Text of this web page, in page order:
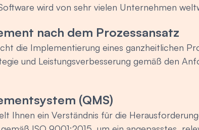
um Verschwendung zu vermeiden,
wird von sehr vielen Unternehmen
Ihrer aktuellen oder zukünftigen beruflichen
nach dem Prozessansatz
die Implementierung eines ganzheitlichen
und Leistungsverbesserung gemäß den
(QMS)
Ihnen ein Verständnis für die